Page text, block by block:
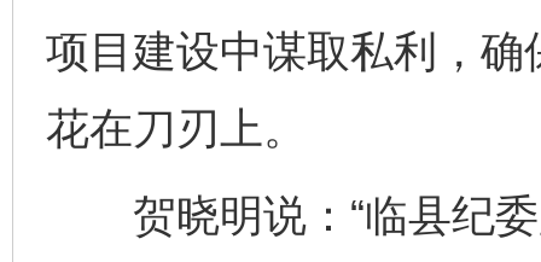
项目建设中谋取私利，
花在刀刃上。
贺晓明说：“临县纪委